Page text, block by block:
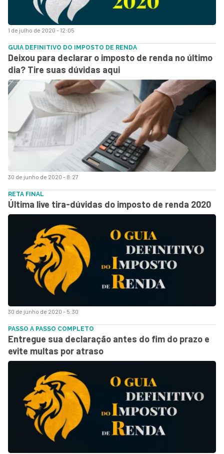
1 de julho de 2020 - 12:05
30 de junho de 2020 - 8:27
GUIA DEFINITIVO DO IMPOSTO DE RENDA
Deixou para declarar o imposto de renda no último
dia? Tire suas dúvidas aqui
30 de junho de 2020 - 5:30
RETA FINAL
Última live tira-dúvidas do imposto de renda 2020
PASSO A PASSO COMPLETO
Entregue sua declaração antes do fim do prazo e
evite multas por atraso